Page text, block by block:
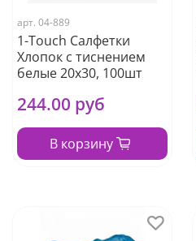
арт. 04-889
1-Touch Салфетки
Хлопок с тиснением
белые 20х30, 100шт
244.00 руб
В корзину